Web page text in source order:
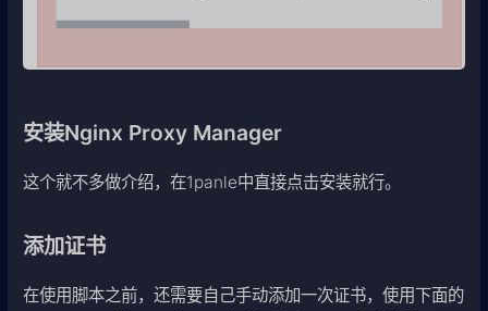
安装Nginx Proxy Manager
这个就不多做介绍，在1panle中直接点击安装就行。
添加证书
在使用脚本之前，还需要自己手动添加一次证书，使用下面的